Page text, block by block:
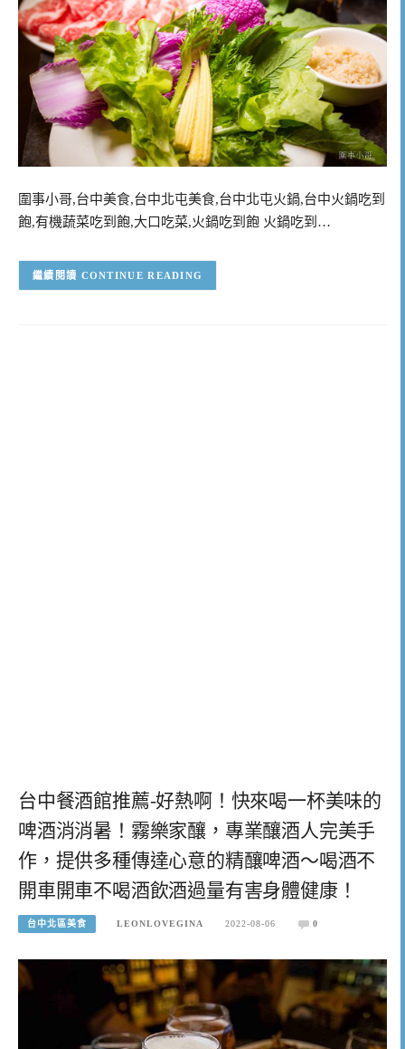
圍事小哥,台中美食,台中北屯美食,台中北屯火鍋,台中火鍋吃到
飽,有機蔬菜吃到飽,大口吃菜,火鍋吃到飽 火鍋吃到…
CONTINUE READING
台中餐酒館推薦-好熱啊！快來喝一杯美味的
啤酒消消暑！霧樂家釀，專業釀酒人完美手
作，提供多種傳達心意的精釀啤酒～喝酒不
開車開車不喝酒飲酒過量有害身體健康！
台中北區美食 LEONLOVEGINA 2022-08-06 0